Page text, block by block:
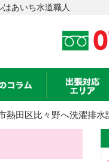
あいち水道職人
熱田区比々野へ洗濯排